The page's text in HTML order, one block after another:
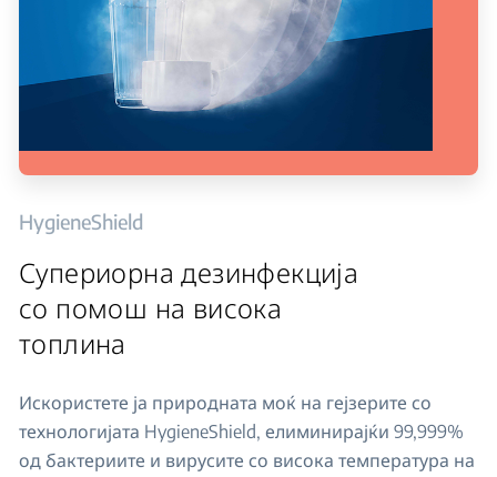
HygieneShield
Супериорна дезинфекција
со помош на висока
топлина
Искористете ја природната моќ на гејзерите со
технологијата HygieneShield, елиминирајќи 99,999%
од бактериите и вирусите со висока температура на